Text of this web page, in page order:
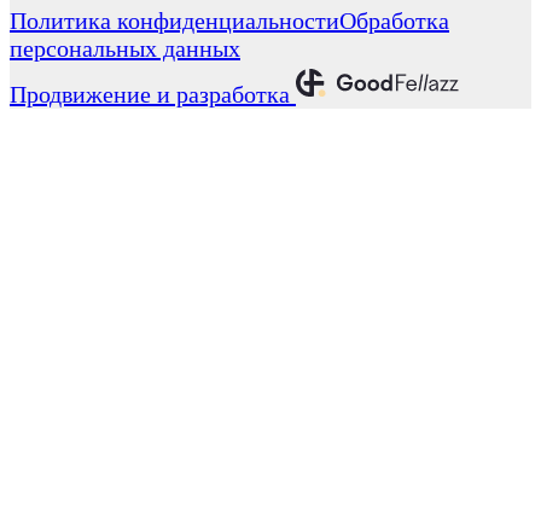
Политика конфиденциальностиОбработка
персональных данных
Продвижение и разработка